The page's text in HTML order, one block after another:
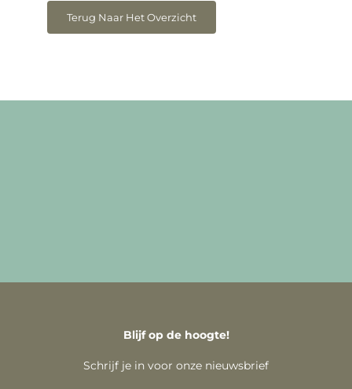
Terug Naar Het Overzicht
Blijf op de hoogte!
Schrijf je in voor onze nieuwsbrief